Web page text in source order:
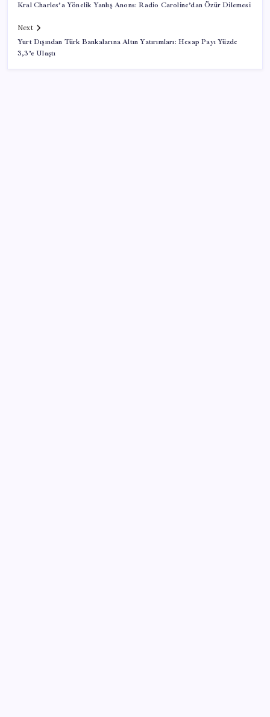
Kral Charles’a Yönelik Yanlış Anons: Radio Caroline’dan Özür Dilemesi
Next
Yurt Dışından Türk Bankalarına Altın Yatırımları: Hesap Payı Yüzde
3,3’e Ulaştı